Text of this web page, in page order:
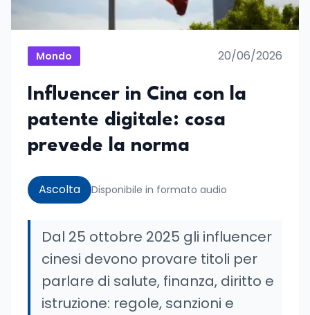
Mondo 20/06/2026
Influencer in Cina con la
patente digitale: cosa
prevede la norma
Ascolta Disponibile in formato audio
Dal 25 ottobre 2025 gli influencer
cinesi devono provare titoli per
parlare di salute, finanza, diritto e
istruzione: regole, sanzioni e